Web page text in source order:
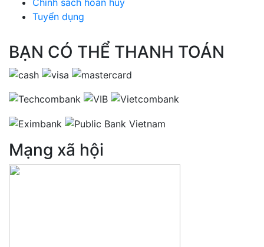
Chính sách hoàn hủy
Tuyển dụng
BẠN CÓ THỂ THANH TOÁN
Mạng xã hội